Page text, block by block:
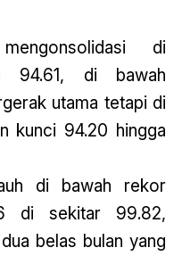
di
94.61, di bawah
utama tetapi di
kunci 94.20 hingga
di bawah rekor
di sekitar 99.82,
belas bulan yang